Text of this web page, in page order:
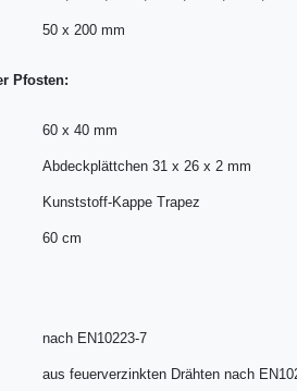
50 x 200 mm
Pfosten:
60 x 40 mm
Abdeckplättchen 31 x 26 x 2 mm
Kunststoff-Kappe Trapez
60 cm
nach EN10223-7
aus feuerverzinkten Drähten nach